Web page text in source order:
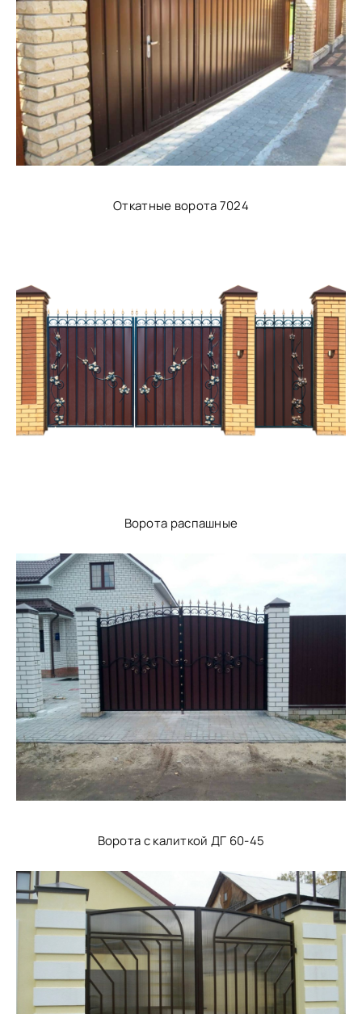
Откатные ворота 7024
Ворота распашные
Ворота с калиткой ДГ 60-45